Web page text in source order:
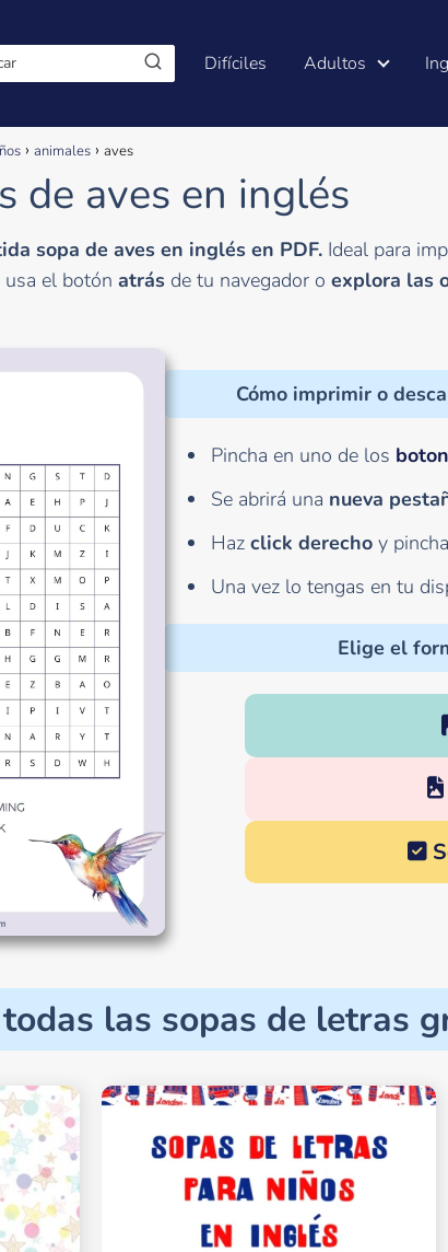
Difíciles Adultos
animales aves
de aves en inglés
sopa de aves en inglés en PDF. Ideal para
el botón atrás de tu navegador o explora las
Cómo imprimir o
Pincha en uno de los
Se abrirá una nueva
Hazclick derecho y
Una vez lo tengas en tu
Elige el
todas las sopas de letras